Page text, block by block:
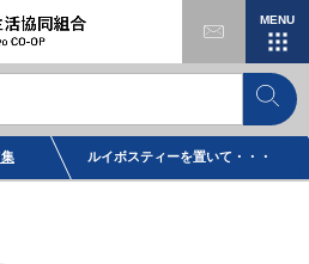
MENU
ルイボスティーを置いて・・・